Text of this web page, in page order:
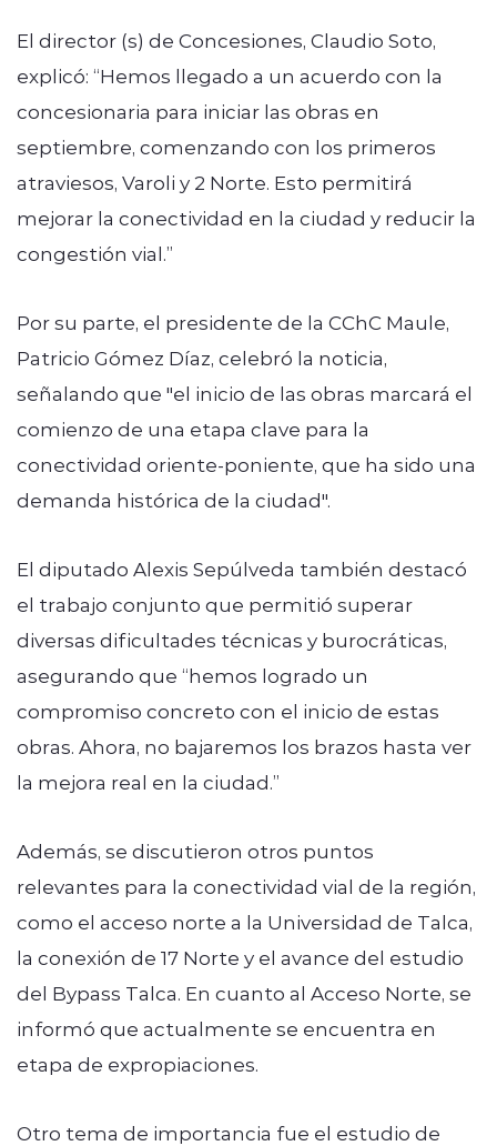
El director (s) de Concesiones, Claudio Soto,
explicó: “Hemos llegado a un acuerdo con la
concesionaria para iniciar las obras en
septiembre, comenzando con los primeros
atraviesos, Varoli y 2 Norte. Esto permitirá
mejorar la conectividad en la ciudad y reducir la
congestión vial.”
Por su parte, el presidente de la CChC Maule,
Patricio Gómez Díaz, celebró la noticia,
señalando que "el inicio de las obras marcará el
comienzo de una etapa clave para la
conectividad oriente-poniente, que ha sido una
demanda histórica de la ciudad".
El diputado Alexis Sepúlveda también destacó
el trabajo conjunto que permitió superar
diversas dificultades técnicas y burocráticas,
asegurando que “hemos logrado un
compromiso concreto con el inicio de estas
obras. Ahora, no bajaremos los brazos hasta ver
la mejora real en la ciudad.”
Además, se discutieron otros puntos
relevantes para la conectividad vial de la región,
como el acceso norte a la Universidad de Talca,
la conexión de 17 Norte y el avance del estudio
del Bypass Talca. En cuanto al Acceso Norte, se
informó que actualmente se encuentra en
etapa de expropiaciones.
Otro tema de importancia fue el estudio de